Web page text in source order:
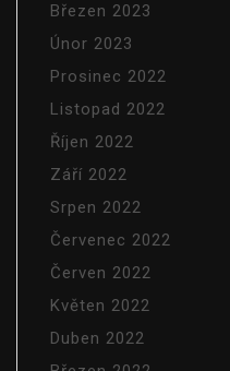
Březen 2023
Únor 2023
Prosinec 2022
Listopad 2022
Říjen 2022
Září 2022
Srpen 2022
Červenec 2022
Červen 2022
Květen 2022
Duben 2022